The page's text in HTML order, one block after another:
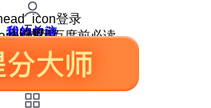
登录
我的关注
我的收藏
皮肤中心
用户反馈
设置
使用百度前必读